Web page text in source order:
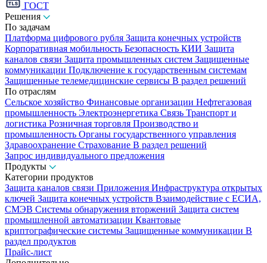
ГОСТ
Решения
По задачам
Платформа цифрового рубля Защита конечных устройств
Корпоративная мобильность Безопасность КИИ Защита
каналов связи Защита промышленных систем Защищенные
коммуникации Подключение к государственным системам
Защищенные телемедицинские сервисы В раздел решений
По отраслям
Сельское хозяйство Финансовые организации Нефтегазовая
промышленность Электроэнергетика Связь Транспорт и
логистика Розничная торговля Производство и
промышленность Органы государственного управления
Здравоохранение Страхование В раздел решений
Запрос индивидуального предложения
Продукты
Категории продуктов
Защита каналов связи Приложения Инфраструктура открытых
ключей Защита конечных устройств Взаимодействие с ЕСИА,
СМЭВ Системы обнаружения вторжений Защита систем
промышленной автоматизации Квантовые
криптографические системы Защищенные коммуникации В
раздел продуктов
Прайс-лист